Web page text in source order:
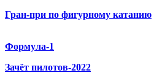
Гран-при по фигурному катанию
Формула-1
Зачёт пилотов-2022